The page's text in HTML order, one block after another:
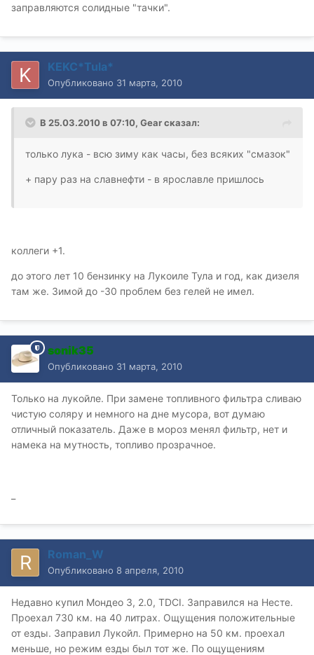
заправляются солидные "тачки".
KEKC*Tula*
Опубликовано 31 марта, 2010
В 25.03.2010 в 07:10, Gear сказал:
только лука - всю зиму как часы, без всяких "смазок"
+ пару раз на славнефти - в ярославле пришлось
коллеги +1.
до этого лет 10 бензинку на Лукоиле Тула и год, как дизеля
там же. Зимой до -30 проблем без гелей не имел.
sonik35
Опубликовано 31 марта, 2010
Только на лукойле. При замене топливного фильтра сливаю
чистую соляру и немного на дне мусора, вот думаю
отличный показатель. Даже в мороз менял фильтр, нет и
намека на мутность, топливо прозрачное.
Roman_W
Опубликовано 8 апреля, 2010
Недавно купил Мондео 3, 2.0, TDCI. Заправился на Несте.
Проехал 730 км. на 40 литрах. Ощущения положительные
от езды. Заправил Лукойл. Примерно на 50 км. проехал
меньше, но режим езды был тот же. По ощущениям